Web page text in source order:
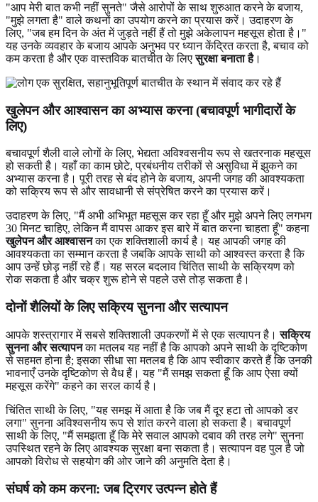
"आप मेरी बात कभी नहीं सुनते" जैसे आरोपों के साथ शुरुआत करने के बजाय,
"मुझे लगता है" वाले कथनों का उपयोग करने का प्रयास करें। उदाहरण के
लिए, "जब हम दिन के अंत में जुड़ते नहीं हैं तो मुझे अकेलापन महसूस होता है।"
यह उनके व्यवहार के बजाय आपके अनुभव पर ध्यान केंद्रित करता है, बचाव को
कम करता है और एक वास्तविक बातचीत के लिएसुरक्षा बनाता है।
खुलेपन और आश्वासन का अभ्यास करना (बचावपूर्ण भागीदारों के
लिए)
बचावपूर्ण शैली वाले लोगों के लिए, भेद्यता अविश्वसनीय रूप से खतरनाक महसूस
हो सकती है। यहाँ का काम छोटे, प्रबंधनीय तरीकों से असुविधा में झुकने का
अभ्यास करना है। पूरी तरह से बंद होने के बजाय, अपनी जगह की आवश्यकता
को सक्रिय रूप से और सावधानी से संप्रेषित करने का प्रयास करें।
उदाहरण के लिए, "मैं अभी अभिभूत महसूस कर रहा हूँ और मुझे अपने लिए लगभग
30 मिनट चाहिए, लेकिन मैं वापस आकर इस बारे में बात करना चाहता हूँ" कहना
खुलेपन और आश्वासनका एक शक्तिशाली कार्य है। यह आपकी जगह की
आवश्यकता का सम्मान करता है जबकि आपके साथी को आश्वस्त करता है कि
आप उन्हें छोड़ नहीं रहे हैं। यह सरल बदलाव चिंतित साथी के सक्रियण को
रोक सकता है और चक्र शुरू होने से पहले उसे तोड़ सकता है।
दोनों शैलियों के लिए सक्रिय सुनना और सत्यापन
आपके शस्त्रागार में सबसे शक्तिशाली उपकरणों में से एक सत्यापन है।सक्रिय
सुनना और सत्यापनका मतलब यह नहीं है कि आपको अपने साथी के दृष्टिकोण
से सहमत होना है; इसका सीधा सा मतलब है कि आप स्वीकार करते हैं कि उनकी
भावनाएँ उनके दृष्टिकोण से वैध हैं। यह "मैं समझ सकता हूँ कि आप ऐसा क्यों
महसूस करेंगे" कहने का सरल कार्य है।
चिंतित साथी के लिए, "यह समझ में आता है कि जब मैं दूर हटा तो आपको डर
लगा" सुनना अविश्वसनीय रूप से शांत करने वाला हो सकता है। बचावपूर्ण
साथी के लिए, "मैं समझता हूँ कि मेरे सवाल आपको दबाव की तरह लगे" सुनना
उपस्थित रहने के लिए आवश्यक सुरक्षा बना सकता है। सत्यापन वह पुल है जो
आपको विरोध से सहयोग की ओर जाने की अनुमति देता है।
संघर्ष को कम करना: जब ट्रिगर उत्पन्न होते हैं